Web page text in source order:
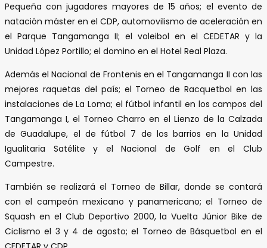
Pequeña con jugadores mayores de 15 años; el evento de
natación máster en el CDP, automovilismo de aceleración en
el Parque Tangamanga II; el voleibol en el CEDETAR y la
Unidad López Portillo; el domino en el Hotel Real Plaza.
Además el Nacional de Frontenis en el Tangamanga II con las
mejores raquetas del país; el Torneo de Racquetbol en las
instalaciones de La Loma; el fútbol infantil en los campos del
Tangamanga I, el Torneo Charro en el Lienzo de la Calzada
de Guadalupe, el de fútbol 7 de los barrios en la Unidad
Igualitaria Satélite y el Nacional de Golf en el Club
Campestre.
También se realizará el Torneo de Billar, donde se contará
con el campeón mexicano y panamericano; el Torneo de
Squash en el Club Deportivo 2000, la Vuelta Júnior Bike de
Ciclismo el 3 y 4 de agosto; el Torneo de Básquetbol en el